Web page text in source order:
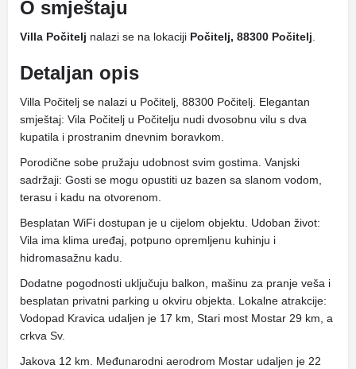
O smještaju
Villa Počitelj nalazi se na lokaciji Počitelj, 88300 Počitelj
Detaljan opis
Villa Počitelj se nalazi u Počitelj, 88300 Počitelj. Elegantan
smještaj: Vila Počitelj u Počitelju nudi dvosobnu vilu s dva
kupatila i prostranim dnevnim boravkom.
Porodične sobe pružaju udobnost svim gostima. Vanjski
sadržaji: Gosti se mogu opustiti uz bazen sa slanom vodom,
terasu i kadu na otvorenom.
Besplatan WiFi dostupan je u cijelom objektu. Udoban život:
Vila ima klima uređaj, potpuno opremljenu kuhinju i
hidromasažnu kadu.
Dodatne pogodnosti uključuju balkon, mašinu za pranje veša i
besplatan privatni parking u okviru objekta. Lokalne atrakcije:
Vodopad Kravica udaljen je 17 km, Stari most Mostar 29 km, a
crkva Sv.
Jakova 12 km. Međunarodni aerodrom Mostar udaljen je 22